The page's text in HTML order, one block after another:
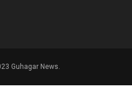
Guhagar News.